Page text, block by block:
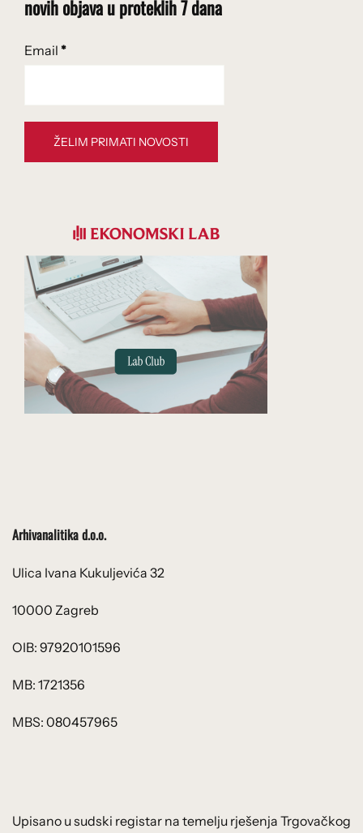
novih objava u proteklih 7 dana
Email *
Arhivanalitika d.o.o.
Ulica Ivana Kukuljevića 32
10000 Zagreb
OIB: 97920101596
MB: 1721356
MBS: 080457965
Upisano u sudski registar na temelju rješenja Trgovačkog